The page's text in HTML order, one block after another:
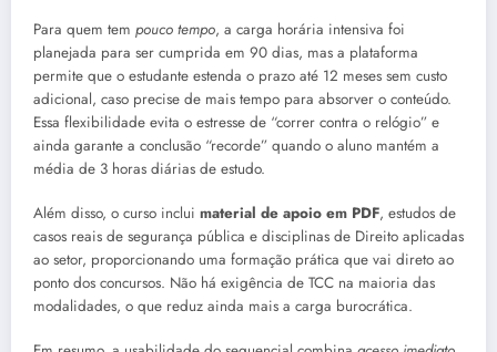
Para quem tem pouco tempo, a carga horária intensiva foi
planejada para ser cumprida em 90 dias, mas a plataforma
permite que o estudante estenda o prazo até 12 meses sem custo
adicional, caso precise de mais tempo para absorver o conteúdo.
Essa flexibilidade evita o estresse de “correr contra o relógio” e
ainda garante a conclusão “recorde” quando o aluno mantém a
média de 3 horas diárias de estudo.
Além disso, o curso inclui material de apoio em PDF, estudos de
casos reais de segurança pública e disciplinas de Direito aplicadas
ao setor, proporcionando uma formação prática que vai direto ao
ponto dos concursos. Não há exigência de TCC na maioria das
modalidades, o que reduz ainda mais a carga burocrática.